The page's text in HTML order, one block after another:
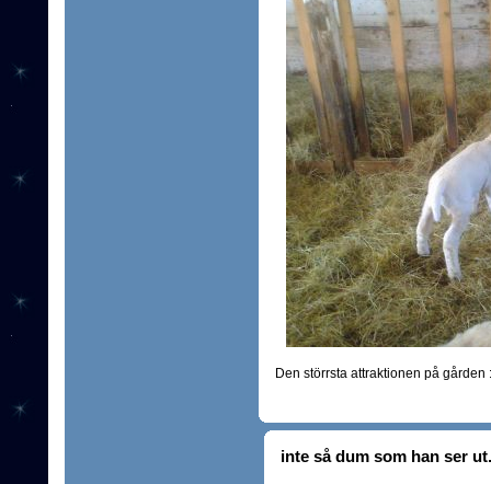
Den störrsta attraktionen på
inte så dum som han ser